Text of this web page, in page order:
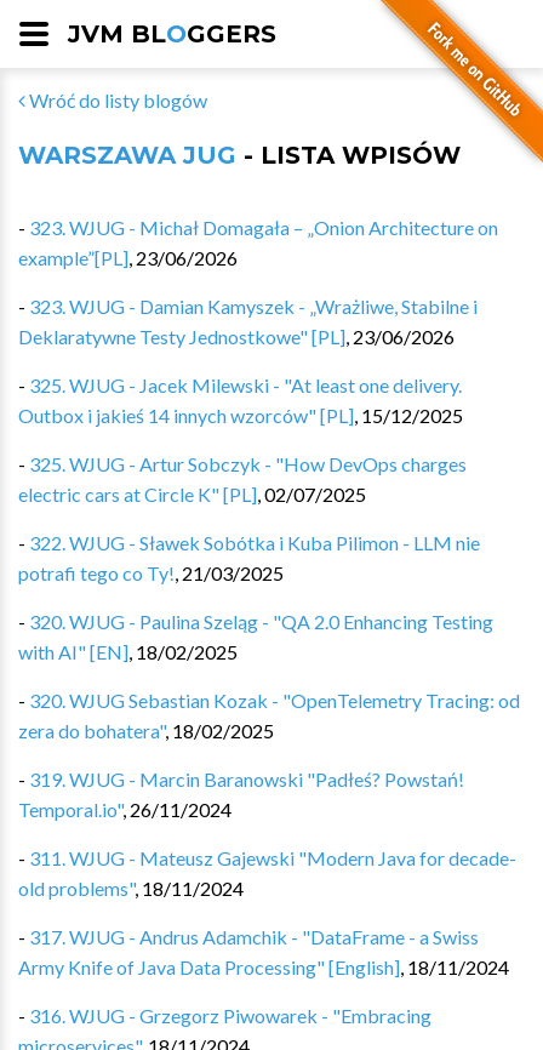
JVM BLOGGERS
Wróć do listy blogów
WARSZAWA JUG - LISTA WPISÓW
- 323. WJUG - Michał Domagała – „Onion Architecture on
example”[PL], 23/06/2026
- 323. WJUG - Damian Kamyszek - „Wrażliwe, Stabilne i
Deklaratywne Testy Jednostkowe" [PL], 23/06/2026
- 325. WJUG - Jacek Milewski - "At least one delivery.
Outbox i jakieś 14 innych wzorców" [PL], 15/12/2025
- 325. WJUG - Artur Sobczyk - "How DevOps charges
electric cars at Circle K" [PL],02/07/2025
- 322. WJUG - Sławek Sobótka i Kuba Pilimon - LLM nie
potrafi tego co Ty!, 21/03/2025
- 320. WJUG - Paulina Szeląg - "QA 2.0 Enhancing Testing
with AI" [EN], 18/02/2025
- 320. WJUG Sebastian Kozak - "OpenTelemetry Tracing: od
zera do bohatera", 18/02/2025
- 319. WJUG - Marcin Baranowski "Padłeś? Powstań!
Temporal.io", 26/11/2024
- 311. WJUG - Mateusz Gajewski "Modern Java for decade-
old problems", 18/11/2024
- 317. WJUG - Andrus Adamchik - "DataFrame - a Swiss
Army Knife of Java Data Processing" [English], 18/11/2024
- 316. WJUG - Grzegorz Piwowarek - "Embracing